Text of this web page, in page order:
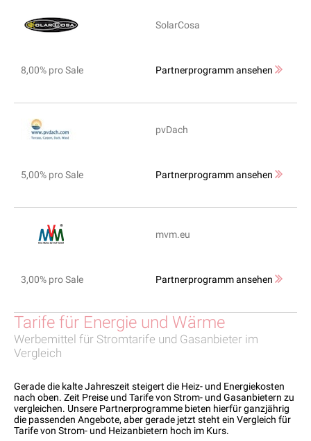
SolarCosa
8,00% pro Sale Partnerprogramm ansehen
pvDach
5,00% pro Sale Partnerprogramm ansehen
mvm.eu
3,00% pro Sale Partnerprogramm ansehen
Tarife für Energie und Wärme
Werbemittel für Stromtarife und Gasanbieter im
Vergleich
Gerade die kalte Jahreszeit steigert die Heiz- und Energiekosten
nach oben. Zeit Preise und Tarife von Strom- und Gasanbietern zu
vergleichen. Unsere Partnerprogramme bieten hierfür ganzjährig
die passenden Angebote, aber gerade jetzt steht ein Vergleich für
Tarife von Strom- und Heizanbietern hoch im Kurs.